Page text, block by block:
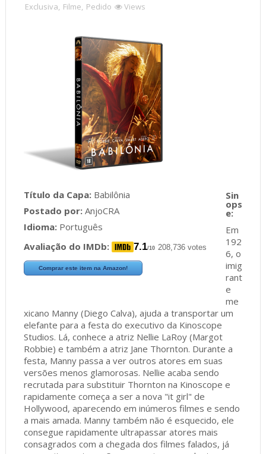
Exclusiva, Filme, Pedido Views
Título da Capa:Babilônia
Postado por:AnjoCRA
Idioma:Português
Avaliação do IMDb:
7.1/10 208,736 votes
Comprar este item na Amazon!
Em
192
6, o
imig
rant
e
me
xicano Manny (Diego Calva), ajuda a transportar um
elefante para a festa do executivo da Kinoscope
Studios. Lá, conhece a atriz Nellie LaRoy (Margot
Robbie) e também a atriz Jane Thornton. Durante a
festa, Manny passa a ver outros atores em suas
versões menos glamorosas. Nellie acaba sendo
recrutada para substituir Thornton na Kinoscope e
rapidamente começa a ser a nova "it girl" de
Hollywood, aparecendo em inúmeros filmes e sendo
a mais amada. Manny também não é esquecido, ele
consegue rapidamente ultrapassar atores mais
consagrados com a chegada dos filmes falados, já